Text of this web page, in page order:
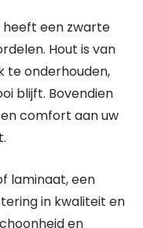
heeft een zwarte
Hout is van
te onderhouden,
blijft. Bovendien
comfort aan uw
laminaat, een
in kwaliteit en
en